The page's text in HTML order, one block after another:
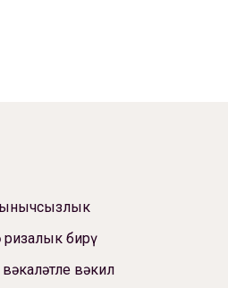
бирү
вәкил